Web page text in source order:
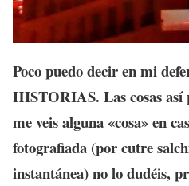
Poco puedo decir en mi
HISTORIAS. Las cosas así
me veis alguna «cosa» en
fotografiada (por cutre
instantánea) no lo dudéis,